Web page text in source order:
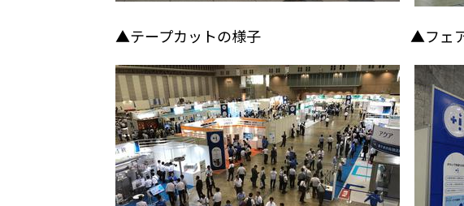
▲テープカットの様子 ▲フェア会